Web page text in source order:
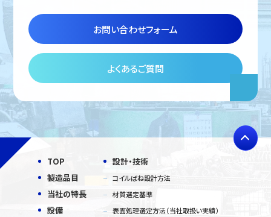
お問い合わせフォーム
よくあるご質問
TOP
製造品目
当社の特長
設備
設計・技術
コイルばね設計方法
材質選定基準
表面処理選定方法（当社取扱い実績）